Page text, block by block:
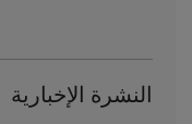
النشرة الإخبارية